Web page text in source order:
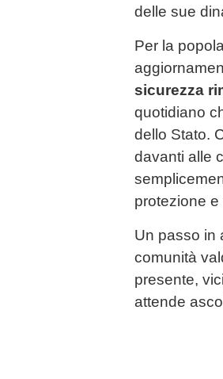
delle sue
Per la
sicurezza
quotidiano
dello Stato.
davanti alle
protezione
Un passo in
comunità
presente,
attende